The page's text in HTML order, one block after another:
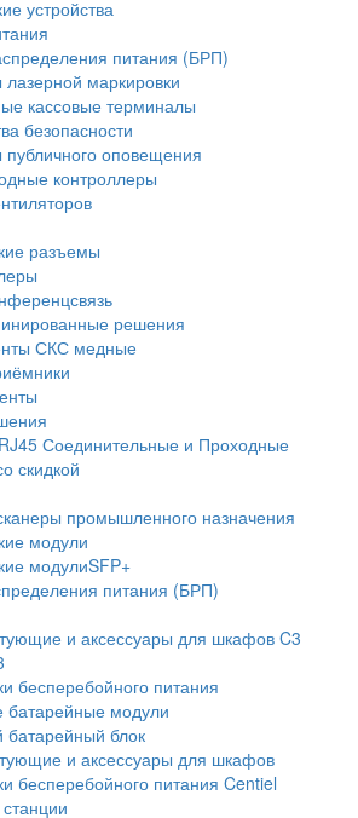
устройства
питания (БРП)
маркировки
кассовые терминалы
безопасности
оповещения
контроллеры
разъемы
решения
СКС медные
Соединительные и Проходные
скидкой
промышленного назначения
модули
модулиSFP+
питания (БРП)
и аксессуары для шкафов C3
бесперебойного питания
батарейные модули
блок
и аксессуары для шкафов
бесперебойного питания Centiel